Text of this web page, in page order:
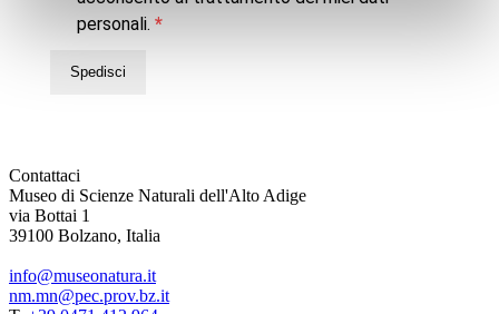
personali.
Spedisci
Contattaci
Museo di Scienze Naturali dell'Alto Adige
via Bottai 1
39100 Bolzano, Italia
info@museonatura.it
nm.mn@pec.prov.bz.it